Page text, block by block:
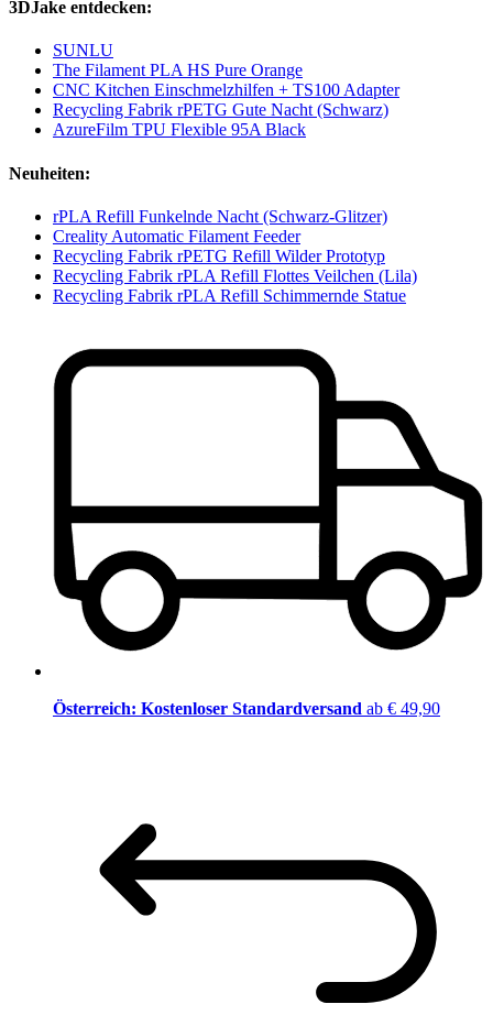
3DJake entdecken:
SUNLU
The Filament PLA HS Pure Orange
CNC Kitchen Einschmelzhilfen + TS100 Adapter
Recycling Fabrik rPETG Gute Nacht (Schwarz)
AzureFilm TPU Flexible 95A Black
Neuheiten:
rPLA Refill Funkelnde Nacht (Schwarz-Glitzer)
Creality Automatic Filament Feeder
Recycling Fabrik rPETG Refill Wilder Prototyp
Recycling Fabrik rPLA Refill Flottes Veilchen (Lila)
Recycling Fabrik rPLA Refill Schimmernde Statue
Österreich: Kostenloser Standardversand ab € 49,90